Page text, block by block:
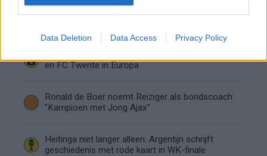
Data Deletion Data Access Privacy Policy
Zo veranderde de relatie tussen Rafael van der
en FC Twente in Europa
Ronald de Boer noemt Reiziger als bondscoach:
"Kampioen met Jong Ajax"
Heitinga niet langer alleen: Argentijn schrijft
geschiedenis met rode kaart in WK-finale